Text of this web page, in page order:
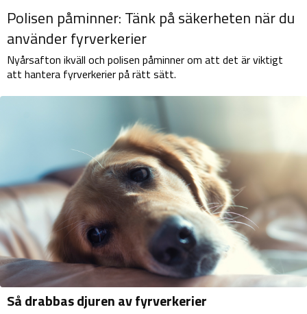
Polisen påminner: Tänk på säkerheten när du
använder fyrverkerier
Nyårsafton ikväll och polisen påminner om att det är viktigt
att hantera fyrverkerier på rätt sätt.
Så drabbas djuren av fyrverkerier